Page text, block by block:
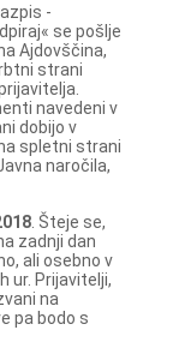
-
se pošlje
Ajdovščina,
strani
navedeni v
dobijo v
spletni strani
naročila,
. Šteje se,
zadnji dan
ali osebno v
ur. Prijavitelji,
na
pa bodo s